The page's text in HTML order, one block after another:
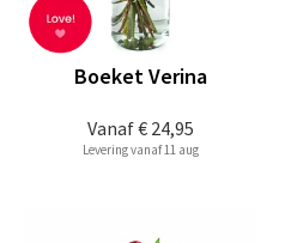
Vanaf€ 24,95
Boeket Verina
Levering vanaf 11 aug